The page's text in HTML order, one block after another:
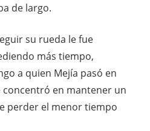
de largo.
su rueda le fue
más tiempo,
a quien Mejía pasó en
concentró en mantener un
perder el menor tiempo